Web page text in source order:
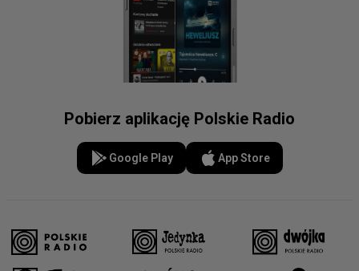
Pobierz aplikację Polskie Radio
Google Play App Store